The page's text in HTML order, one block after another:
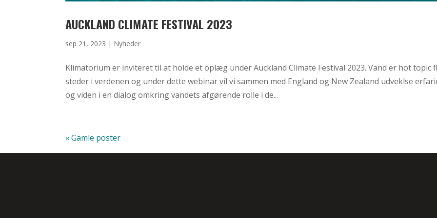
AUCKLAND CLIMATE FESTIVAL 2023
sep 21, 2023 | Nyheder
Klimatorium er inviteret til at holde et oplæg under Auckland Climate Festival 2023. Vand er hot topic
steder i verdenen og under dette webinar vil vi sammen med England og New Zealand udveklse
og viden i en dialog omkring vandets afgørende rolle i de...
« Gamle poster